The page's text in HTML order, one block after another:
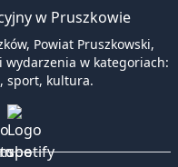
w Pruszkowie
Powiat Pruszkowski,
wydarzenia w kategoriach:
sport, kultura.